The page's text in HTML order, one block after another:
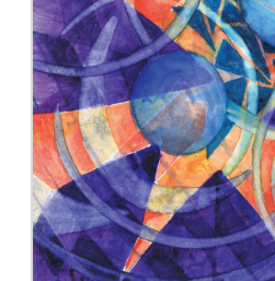
AUTRES PRODUITS